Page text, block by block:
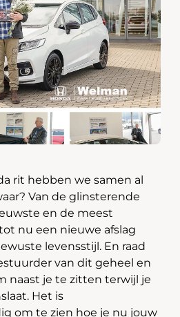
rit hebben we samen al
Van de glinsterende
en de meest
nu een nieuwe afslag
levensstijl. En raad
van dit geheel en
naast je te zitten terwijl je
Het is
om te zien hoe je nu jouw